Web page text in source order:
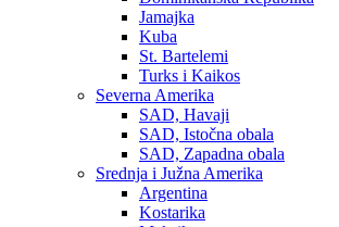
Jamajka
Kuba
St. Bartelemi
Turks i Kaikos
Severna Amerika
SAD, Havaji
SAD, Istočna obala
SAD, Zapadna obala
Srednja i Južna Amerika
Argentina
Kostarika